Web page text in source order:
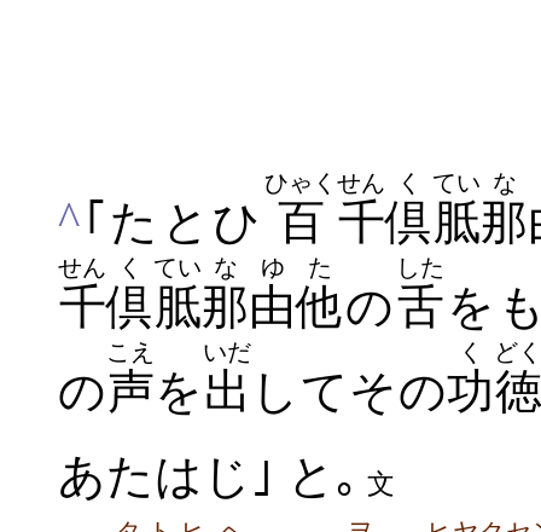
^｢たとひ 百
ひゃく
千
せん
倶
く
胝
てい
那
な
千
せん
倶
く
胝
てい
那由
なゆ
他
た
の舌
した
を
の声
こえ
を出
いだ
してその功
く
徳
どく
あたはじ｣ と｡ 文